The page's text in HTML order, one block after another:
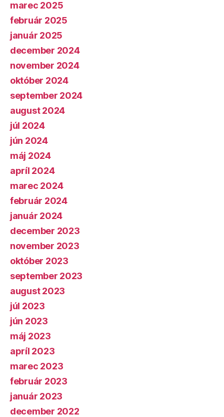
marec 2025
február 2025
január 2025
december 2024
november 2024
október 2024
september 2024
august 2024
júl 2024
jún 2024
máj 2024
apríl 2024
marec 2024
február 2024
január 2024
december 2023
november 2023
október 2023
september 2023
august 2023
júl 2023
jún 2023
máj 2023
apríl 2023
marec 2023
február 2023
január 2023
december 2022